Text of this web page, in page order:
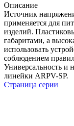
Описание
Источник
применяется для
изделий.
габаритами, а
использовать
соблюдением
Универсальность и
линейки ARPV-SP.
Страница серии